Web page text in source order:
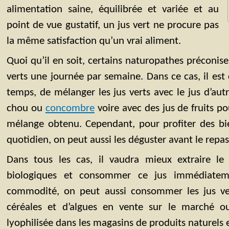
alimentation saine, équilibrée et variée et au
point de vue gustatif, un jus vert ne procure pas
la même satisfaction qu’un vrai aliment.
Quoi qu’il en soit, certains naturopathes
verts une journée par semaine. Dans ce cas, il
temps, de mélanger les jus verts avec le jus
chou ou concombrevoire avec des jus de fruits
mélange obtenu. Cependant, pour profiter des
quotidien, on peut aussi les déguster avant le
Dans tous les cas, il vaudra mieux extraire le
biologiques et consommer ce jus
commodité, on peut aussi consommer les jus
céréales et d’algues en vente sur le marché
lyophilisée dans les magasins de produits naturels